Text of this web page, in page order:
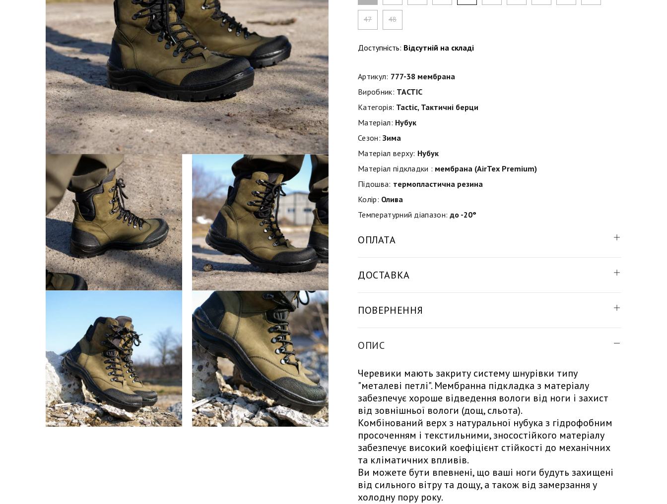
47 48
Доступність: Відсутній на складі
Артикул: 777-38 мембрана
Виробник: TACTIC
Категорія: Tactic, Тактичні берци
Матеріал: Нубук
Сезон: Зима
Матеріал верху: Нубук
Матеріал підкладки : мембрана (AirTex Premium)
Підошва: термопластична резина
Колір: Олива
Температурний діапазон: до -20°
ОПЛАТА
ДОСТАВКА
ПОВЕРНЕННЯ
ОПИС
Черевики мають закриту систему шнурівки типу
"металеві петлі". Мембранна підкладка з матеріалу
забезпечує хороше відведення вологи від ноги і захист
від зовнішньої вологи (дощ, сльота).
Комбінований верх з натуральної нубука з гідрофобним
просоченням і текстильними, зносостійкого матеріалу
забезпечує високий коефіцієнт стійкості до механічних
та кліматичних впливів.
Ви можете бути впевнені, що ваші ноги будуть захищені
від сильного вітру та дощу, а також від замерзання у
холодну пору року.